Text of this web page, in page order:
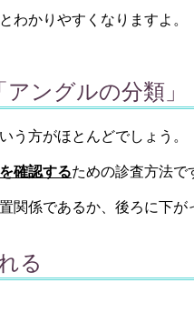
わかりやすくなりますよ。
ングルの分類」
う方がほとんどでしょう。
確認するための診査方法で
関係であるか、後ろに下
る